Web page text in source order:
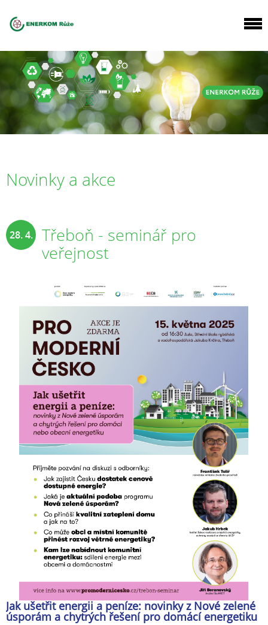
Novinky a akce
28. 4.
Třeboň - seminář pro
veřejnost
Jak ušetřit energii a peníze: novinky z Nové zelené
úsporám a chytrých řešení pro domácí energetiku